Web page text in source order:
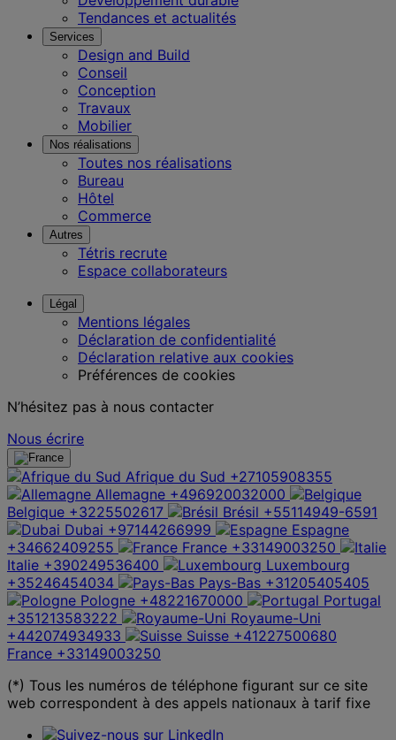
Tendances et actualités
Services
Design and Build
Conseil
Conception
Travaux
Mobilier
Nos réalisations
Toutes nos réalisations
Bureau
Hôtel
Commerce
Autres
Tétris recrute
Espace collaborateurs
Légal
Mentions légales
Déclaration de confidentialité
Déclaration relative aux cookies
Préférences de cookies
N’hésitez pas à nous contacter
Nous écrire
Afrique du Sud +27105908355
Allemagne +496920032000
Belgique +3225502617 Brésil +55114949-6591
Dubai +97144266999
Espagne
+34662409255
France +33149003250
Italie +390249536400
Luxembourg
+35246454034
Pays-Bas +31205405405
Pologne +48221670000
Portugal
+351213583222
Royaume-Uni
+442074934933
Suisse +41227500680
France +33149003250
(*) Tous les numéros de téléphone figurant sur ce site
web correspondent à des appels nationaux à tarif fixe